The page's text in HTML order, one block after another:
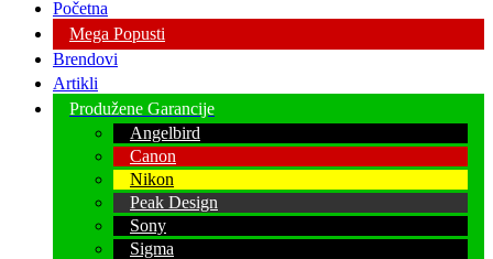
Početna
Mega Popusti
Brendovi
Artikli
Produžene Garancije
Angelbird
Canon
Nikon
Peak Design
Sony
Sigma